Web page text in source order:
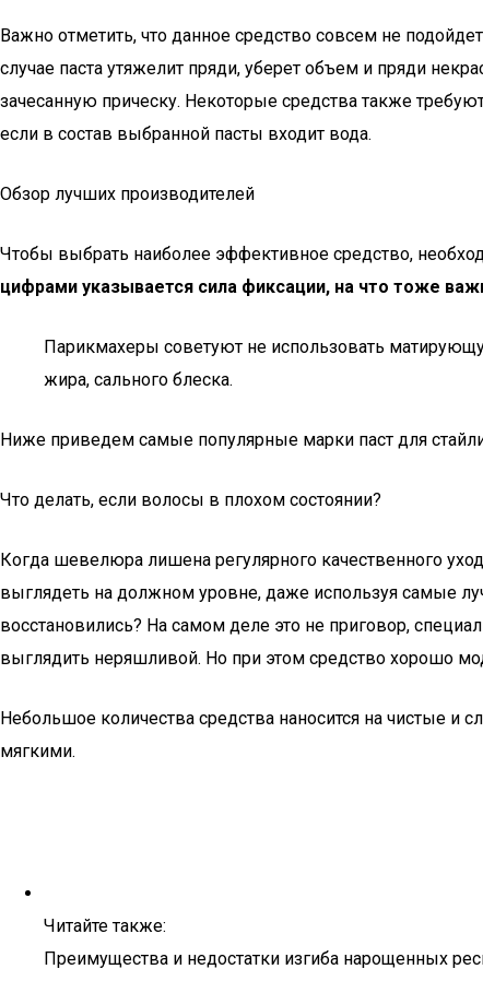
Важно отметить, что данное средство совсем не
случае паста утяжелит пряди, уберет объем и пряди
зачесанную прическу. Некоторые средства также
если в состав выбранной пасты входит вода.
Обзор лучших производителей
Чтобы выбрать наиболее эффективное средство,
цифрами указывается сила фиксации, на что тоже
Парикмахеры советуют не использовать
жира, сального блеска.
Ниже приведем самые популярные марки паст для
Что делать, если волосы в плохом состоянии?
Когда шевелюра лишена регулярного качественного
выглядеть на должном уровне, даже используя самые
восстановились? На самом деле это не приговор,
выглядить неряшливой. Но при этом средство хорошо
Небольшое количества средства наносится на чистые и
мягкими.
Читайте также:
Преимущества и недостатки изгиба нарощенных